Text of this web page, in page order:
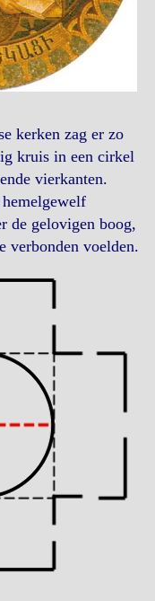
kerken zag er zo
kruis in een cirkel
vierkanten.
de gelovigen boog,
verbonden voelden.